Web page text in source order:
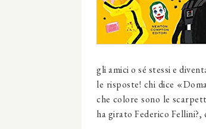
gli amici o sé stessi e
le risposte! chi dice
che colore sono le
ha girato Federico